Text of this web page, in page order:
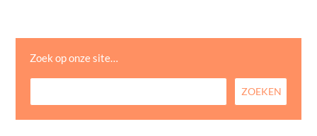
Zoek op onze site…